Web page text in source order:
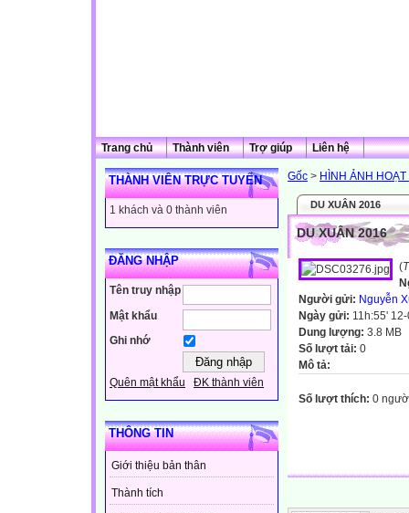
Trang chủ Thành viên Trợ giúp Liên hệ
THÀNH VIÊN TRỰC TUYẾN
1 khách và 0 thành viên
ĐĂNG NHẬP
Tên truy nhập
Mật khẩu
Ghi nhớ
Quên mật khẩu ĐK thành viên
THÔNG TIN
Giới thiệu bản thân
Thành tích
Gốc > HÌNH ẢNH
DU XUÂN 2016
DU XUÂN 2016
(
Người gửi: Nguyễn
Ngày gửi: 11h:55'
Dung lượng: 3.8 MB
Số lượt tải: 0
Mô tả:
Số lượt thích: 0